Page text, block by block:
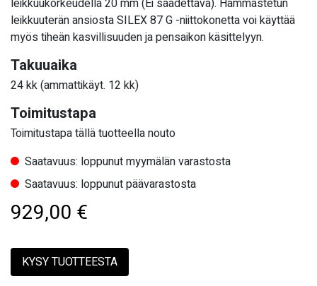
leikkuuterän ansiosta SILEX 87 G -niittokonetta voi käyttää
myös tiheän kasvillisuuden ja pensaikon käsittelyyn.
Takuuaika
24 kk (ammattikäyt. 12 kk)
Toimitustapa
Toimitustapa tällä tuotteella nouto
Saatavuus: loppunut myymälän varastosta
Saatavuus: loppunut päävarastosta
929,00 €
KYSY TUOTTEESTA